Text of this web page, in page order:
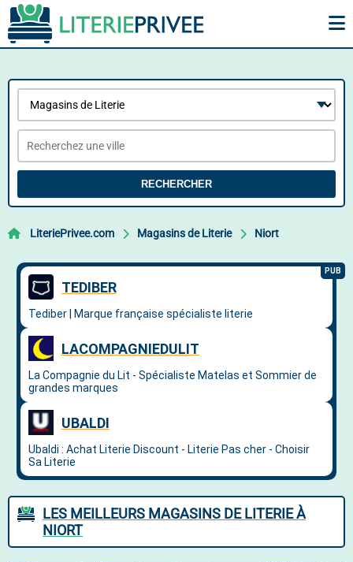
RECHERCHER
LiteriePrivee.com Magasins de Literie Niort
LES MEILLEURS MAGASINS DE LITERIE À
NIORT